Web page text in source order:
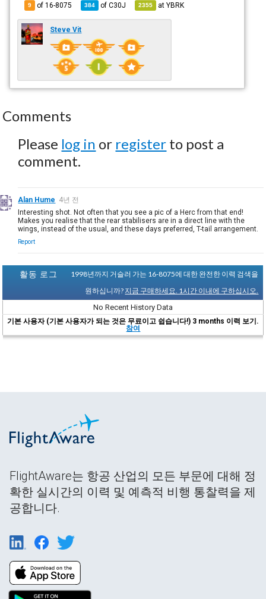
9 of 16-8075 384 ofC30J 2355 atYBRK
Steve Vit
Comments
Please log in or register to post a
comment.
Alan Hume 4년 전
Interesting shot. Not often that you see a pic of a Herc from that end!
Makes you realise that the rear stabilisers are in a direct line with the
wings, instead of the usual, and these days preferred, T-tail arrangement.
Report
활동 로그
1998년까지 거슬러 가는 16-8075에 대한 완전한 이력 검색을
원하십니까? 지금 구매하세요. 1시간 이내에 구하십시오.
No Recent History Data
기본 사용자 (기본 사용자가 되는 것은 무료이고 쉽습니다!) 3 months 이력 보기.
참여
FlightAware는 항공 산업의 모든 부문에 대해 정
확한 실시간의 이력 및 예측적 비행 통찰력을 제
공합니다.